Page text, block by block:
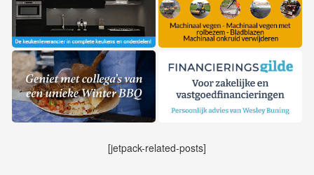
[jetpack-related-posts]